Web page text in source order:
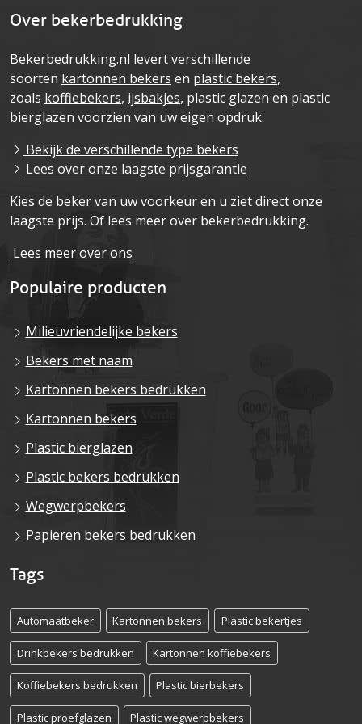
Over bekerbedrukking
Bekerbedrukking.nl levert verschillende
soorten kartonnen bekers en plastic bekers,
zoals koffiebekers, ijsbakjes, plastic glazen en plastic
bierglazen voorzien van uw eigen opdruk.
Bekijk de verschillende type bekers
Lees over onze laagste prijsgarantie
Kies de beker van uw voorkeur en u ziet direct onze
laagste prijs. Of lees meer over bekerbedrukking.
Lees meer over ons
Populaire producten
Milieuvriendelijke bekers
Bekers met naam
Kartonnen bekers bedrukken
Kartonnen bekers
Plastic bierglazen
Plastic bekers bedrukken
Wegwerpbekers
Papieren bekers bedrukken
Tags
Automaatbeker Kartonnen bekers Plastic bekertjes
Drinkbekers bedrukken Kartonnen koffiebekers
Koffiebekers bedrukken Plastic bierbekers
Plastic proefglazen Plastic wegwerpbekers